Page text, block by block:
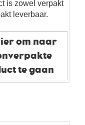
is zowel verpakt
leverbaar.
om naar
te gaan